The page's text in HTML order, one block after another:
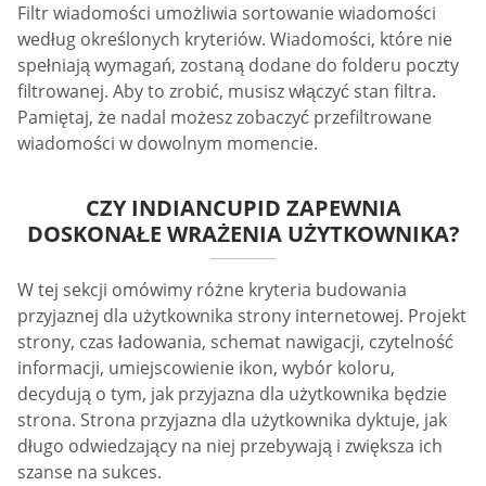
Filtr wiadomości umożliwia sortowanie wiadomości
według określonych kryteriów. Wiadomości, które nie
spełniają wymagań, zostaną dodane do folderu poczty
filtrowanej. Aby to zrobić, musisz włączyć stan filtra.
Pamiętaj, że nadal możesz zobaczyć przefiltrowane
wiadomości w dowolnym momencie.
CZY INDIANCUPID ZAPEWNIA
DOSKONAŁE WRAŻENIA UŻYTKOWNIKA?
W tej sekcji omówimy różne kryteria budowania
przyjaznej dla użytkownika strony internetowej. Projekt
strony, czas ładowania, schemat nawigacji, czytelność
informacji, umiejscowienie ikon, wybór koloru,
decydują o tym, jak przyjazna dla użytkownika będzie
strona. Strona przyjazna dla użytkownika dyktuje, jak
długo odwiedzający na niej przebywają i zwiększa ich
szanse na sukces.